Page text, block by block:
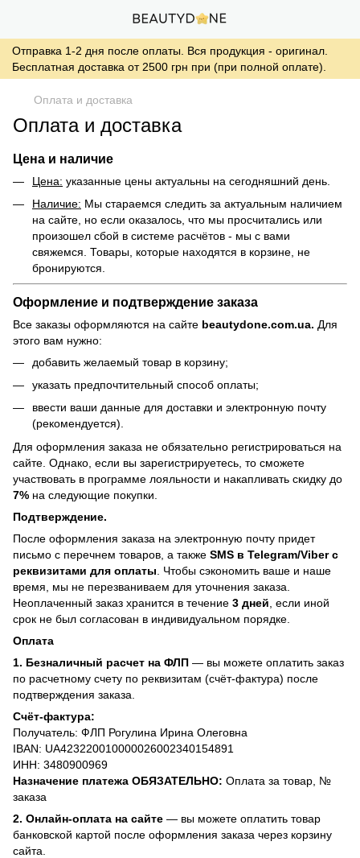
Отправка 1-2 дня после оплаты. Вся продукция - оригинал.
Бесплатная доставка от 2500 грн при (при полной оплате).
Оплата и доставка
Оплата и доставка
Цена и наличие
Цена: указанные цены актуальны на сегодняшний день.
Наличие: Мы стараемся следить за актуальным наличием
на сайте, но если оказалось, что мы просчитались или
произошел сбой в системе расчётов - мы с вами
свяжемся. Товары, которые находятся в корзине, не
бронируются.
Оформление и подтверждение заказа
Все заказы оформляются на сайте beautydone.com.ua. Для
этого вам нужно:
добавить желаемый товар в корзину;
указать предпочтительный способ оплаты;
ввести ваши данные для доставки и электронную почту
(рекомендуется).
Для оформления заказа не обязательно регистрироваться на
сайте. Однако, если вы зарегистрируетесь, то сможете
участвовать в программе лояльности и накапливать скидку до
7% на следующие покупки.
Подтверждение.
После оформления заказа на электронную почту придет
письмо с перечнем товаров, а также SMS в Telegram/Viber с
реквизитами для оплаты . Чтобы сэкономить ваше и наше
время, мы не перезваниваем для уточнения заказа.
Неоплаченный заказ хранится в течение 3 дней , если иной
срок не был согласован в индивидуальном порядке.
Оплата
1. Безналичный расчет на ФЛП — вы можете оплатить заказ
по расчетному счету по реквизитам (счёт-фактура) после
подтверждения заказа.
Счёт-фактура:
Получатель: ФЛП Рогулина Ирина Олеговна
IBAN: UA423220010000026002340154891
ИНН: 3480900969
Назначение платежа ОБЯЗАТЕЛЬНО: Оплата за товар, №
заказа
2. Онлайн-оплата на сайте — вы можете оплатить товар
банковской картой после оформления заказа через корзину
сайта.